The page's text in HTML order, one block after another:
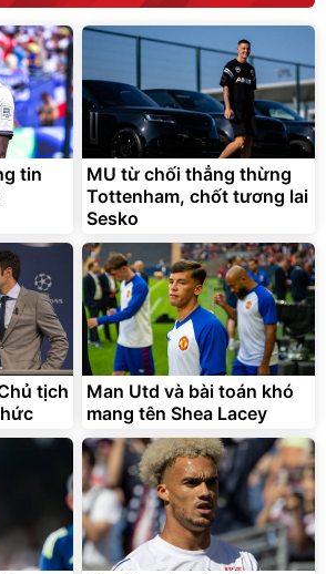
tin
MU từ chối thẳng thừng
Tottenham, chốt tương lai
Sesko
tịch
Man Utd và bài toán khó
mang tên Shea Lacey